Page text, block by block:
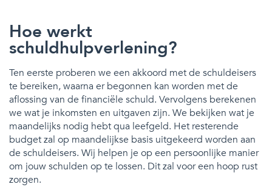
Hoe werkt
schuldhulpverlening?
Ten eerste proberen we een akkoord met de schuldeisers
te bereiken, waarna er begonnen kan worden met de
aflossing van de financiële schuld. Vervolgens berekenen
we wat je inkomsten en uitgaven zijn. We bekijken wat je
maandelijks nodig hebt qua leefgeld. Het resterende
budget zal op maandelijkse basis uitgekeerd worden aan
de schuldeisers. Wij helpen je op een persoonlijke manier
om jouw schulden op te lossen. Dit zal voor een hoop rust
zorgen.